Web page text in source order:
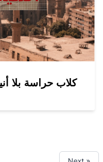
كلاب حراسة بلا